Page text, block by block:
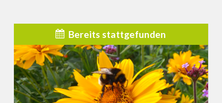
Bereits stattgefunden